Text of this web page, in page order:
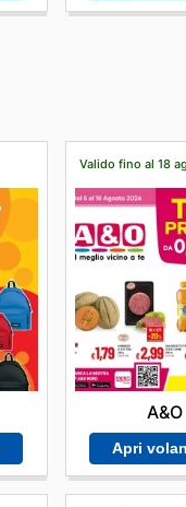
Valido fino al 18
A&O
Apri